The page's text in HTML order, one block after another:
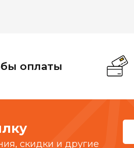
оплаты
скидки и другие